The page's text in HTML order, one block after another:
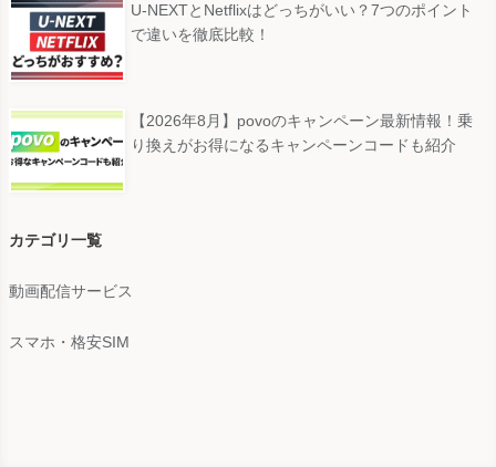
U-NEXTとNetflixはどっちがいい？7つのポイント
で違いを徹底比較！
【2026年8月】povoのキャンペーン最新情報！乗
り換えがお得になるキャンペーンコードも紹介
カテゴリ一覧
動画配信サービス
スマホ・格安SIM